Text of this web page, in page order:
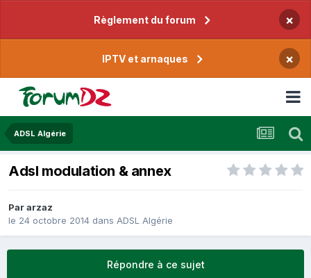
Règlement du forum ×
IPTV et arnaques ×
ADSL Algérie
Adsl modulation & annex
Pararzaz
le 24 octobre 2014 dans ADSL Algérie
Répondre à ce sujet